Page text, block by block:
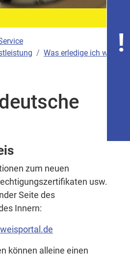
Was erledige ich wo?
zum neuen
usw.
Seite des
Innern:
können alleine einen